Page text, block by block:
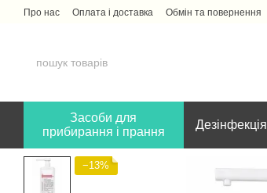
Перейти до основного контенту
Про нас Оплата і доставка Обмін та повернення
Засоби для
прибирання і прання
Дезінфекція
−13%